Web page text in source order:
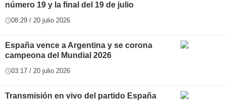
número 19 y la final del 19 de julio
08:29 / 20 julio 2026
España vence a Argentina y se corona
campeona del Mundial 2026
03:17 / 20 julio 2026
Transmisión en vivo del partido España